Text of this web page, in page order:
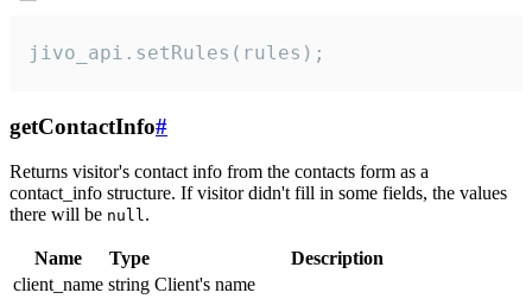
jivo_api.setRules(rules);
getContactInfo#
Returns visitor's contact info from the contacts form as a
contact_info structure. If visitor didn't fill in some fields, the values
there will be null.
Name Type
Description
client_name string Client's name